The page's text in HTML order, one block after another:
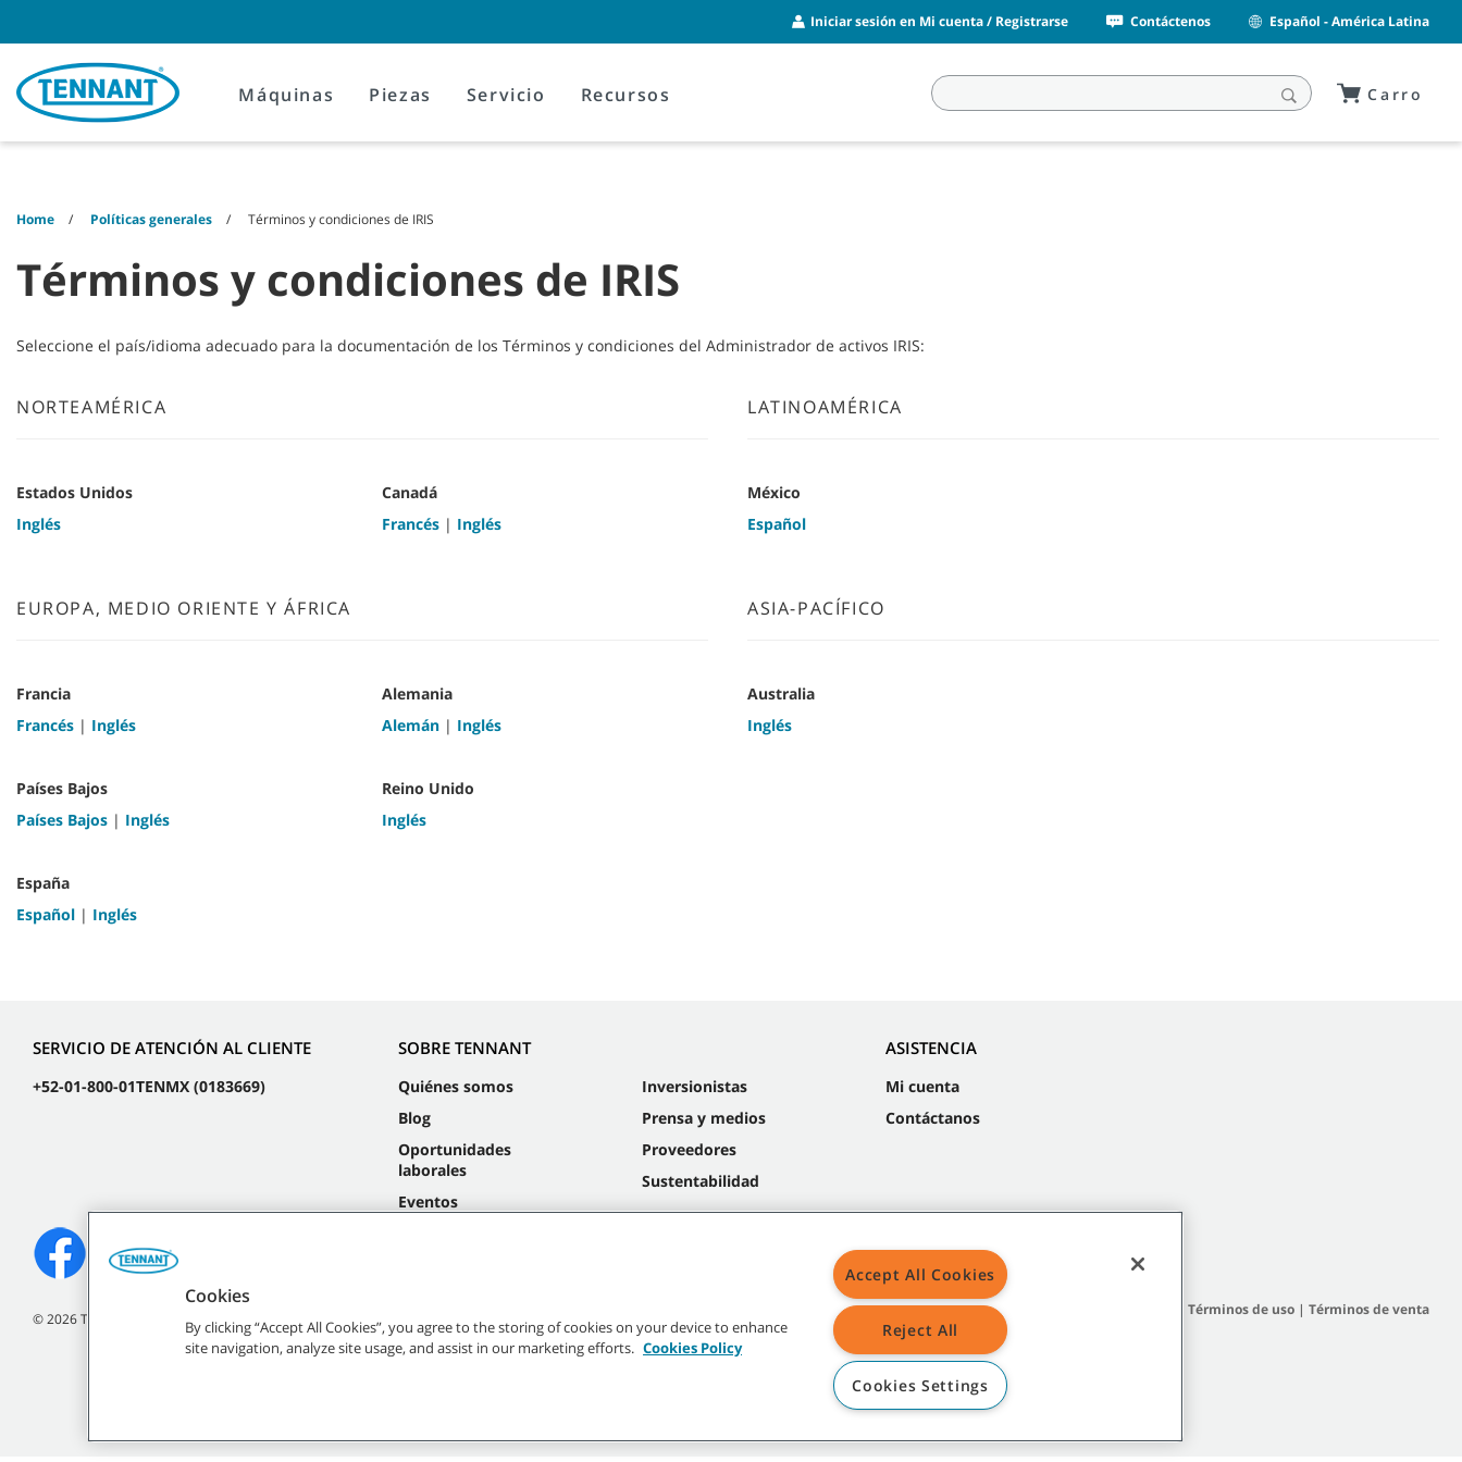
content
navigation
menu
Iniciar sesión en Mi cuenta / Registrarse Contáctenos Español - América Latina
Máquinas Piezas Servicio Recursos Carro
Home Políticas generales Términos y condiciones de IRIS
Términos y condiciones de IRIS
Seleccione el país/idioma adecuado para la documentación de los Términos y condiciones del Administrador de activos IRIS:
NORTEAMÉRICA
Estados Unidos
Inglés
Canadá
Francés | Inglés
LATINOAMÉRICA
México
Español
EUROPA, MEDIO ORIENTE Y ÁFRICA
Francia
Francés | Inglés
Países Bajos
Países Bajos | Inglés
España
Español | Inglés
Alemania
Alemán | Inglés
Reino Unido
Inglés
ASIA-PACÍFICO
Australia
Inglés
SERVICIO DE ATENCIÓN AL CLIENTE
+52-01-800-01TENMX (0183669)
SOBRE TENNANT
Quiénes somos
Blog
Oportunidades
laborales
Eventos
Inversionistas
Prensa y medios
Proveedores
Sustentabilidad
ASISTENCIA
Mi cuenta
Contáctanos
©2026Tennant Company. Todos los derechos reservados.
Mapa del sitio Términos de uso| Términos de venta
Todas las marcas registradas y logos de Tennant son propiedad de Tennant Company y/o sus compañías afiliadas o subsidiarias.
Cookies
By clicking “Accept All Cookies”, you agree to the storing of cookies on your device to enhance
site navigation, analyze site usage, and assist in our marketing efforts. Cookies Policy
Accept All Cookies
Reject All
Cookies Settings